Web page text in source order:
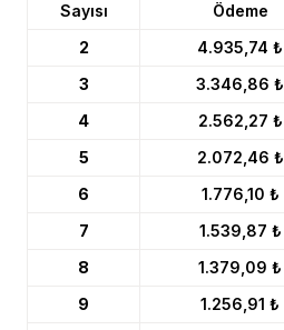
Sayısı
Ödeme
2
4.935,74 ₺
3
3.346,86 ₺
4
2.562,27 ₺
5
2.072,46 ₺
6
1.776,10 ₺
7
1.539,87 ₺
8
1.379,09 ₺
9
1.256,91 ₺